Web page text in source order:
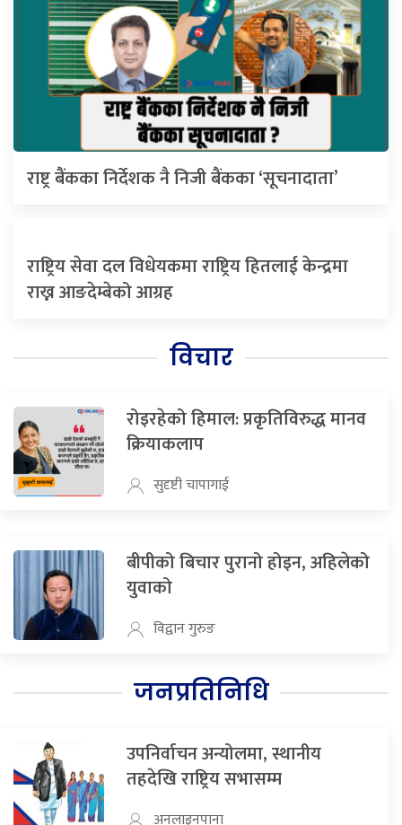
राष्ट्र बैंकका निर्देशक नै निजी बैंकका ‘सूचनादाता’
राष्ट्रिय सेवा दल विधेयकमा राष्ट्रिय हितलाई केन्द्रमा
राख्न आङदेम्बेको आग्रह
विचार
रोइरहेको हिमाल: प्रकृतिविरुद्ध मानव
क्रियाकलाप
सुदृष्टी चापागाई
बीपीको बिचार पुरानो होइन, अहिलेको
युवाको
विद्वान गुरुङ
जनप्रतिनिधि
उपनिर्वाचन अन्योलमा, स्थानीय
तहदेखि राष्ट्रिय सभासम्म